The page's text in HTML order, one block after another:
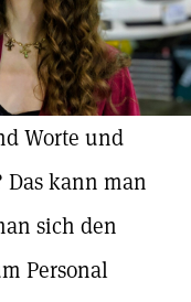
Worte und
kann man
sich den
Personal